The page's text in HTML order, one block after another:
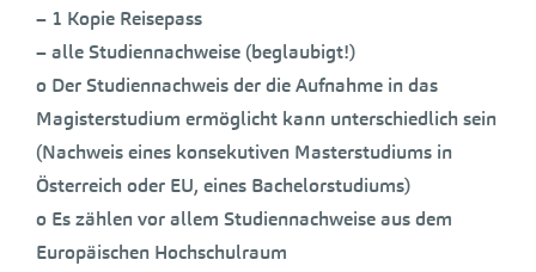
– 1 Kopie Reisepass
– alle Studiennachweise (beglaubigt!)
o Der Studiennachweis der die Aufnahme in das
Magisterstudium ermöglicht kann unterschiedlich sein
(Nachweis eines konsekutiven Masterstudiums in
Österreich oder EU, eines Bachelorstudiums)
o Es zählen vor allem Studiennachweise aus dem
Europäischen Hochschulraum